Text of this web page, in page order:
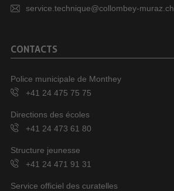
service.technique@collombey-muraz.ch
CONTACTS
Police municipale de Monthey
+41 24 475 75 75
Directions des écoles
+41 24 473 61 80
Structure jeunesse
+41 24 471 91 31
Service officiel des curatelles